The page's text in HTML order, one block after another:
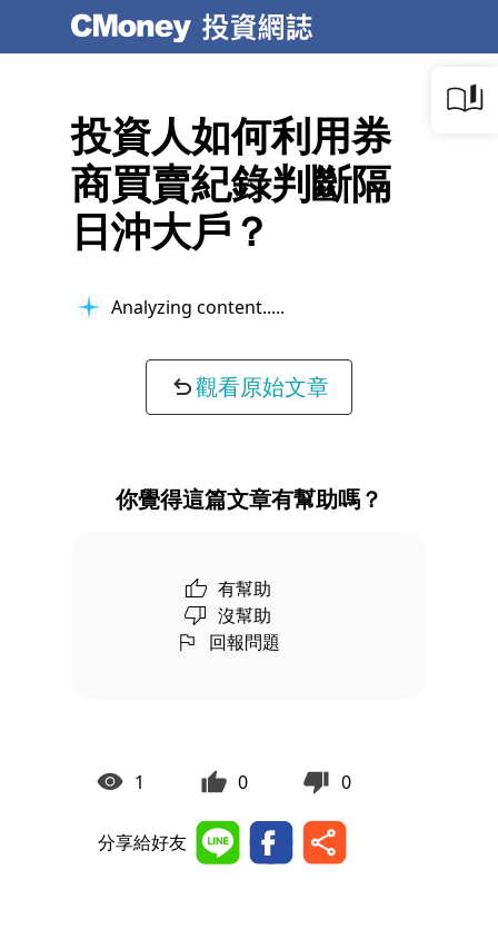
投資人如何利用券
商買賣紀錄判斷隔
日沖大戶？
Analyzing content...
觀看原始文章
你覺得這篇文章有幫助嗎？
有幫助
沒幫助
回報問題
1 0 0
分享給好友